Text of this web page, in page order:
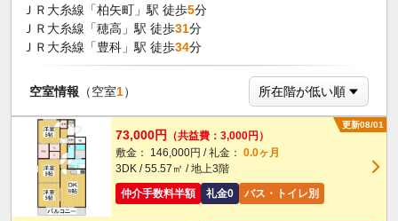
ＪＲ大糸線「柏矢町」駅 徒歩5分
ＪＲ大糸線「穂高」駅 徒歩31分
ＪＲ大糸線「豊科」駅 徒歩34分
空室情報 （空室1）
更新08/01
73,000円
（共益費：3,000円）
敷金： 146,000円 / 礼金： 0.0ヶ月
3DK / 55.57㎡ / 地上3階
仲介手数料半額
礼金0 バス・トイレ別